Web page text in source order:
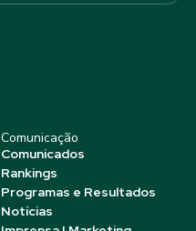
Comunicação
Comunicados
Rankings
Programas e Resultados
Notícias